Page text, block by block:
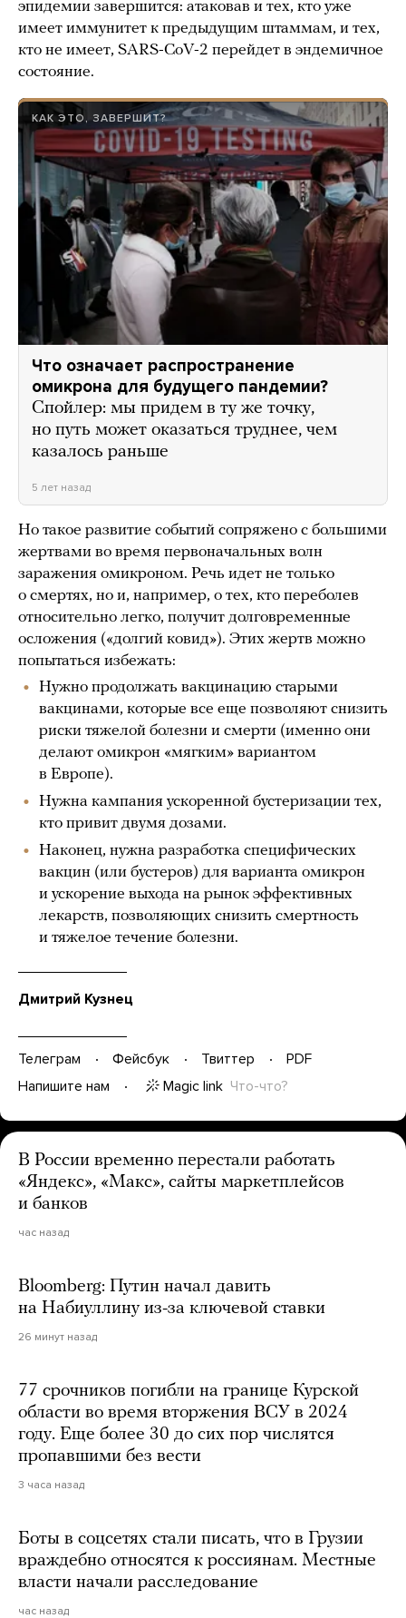
эпидемии завершится: атаковав и тех, кто уже
имеет иммунитет к предыдущим штаммам, и тех,
кто не имеет, SARS-CoV-2 перейдет в эндемичное
состояние.
КАК ЭТО, ЗАВЕРШИТ?
Что означает распространение
омикрона для будущего пандемии?
Спойлер: мы придем в ту же точку,
но путь может оказаться труднее, чем
казалось раньше
5 лет назад
Но такое развитие событий сопряжено с большими
жертвами во время первоначальных волн
заражения омикроном. Речь идет не только
о смертях, но и, например, о тех, кто переболев
относительно легко, получит долговременные
осложения («долгий ковид»). Этих жертв можно
попытаться избежать:
Нужно продолжать вакцинацию старыми
вакцинами, которые все еще позволяют снизить
риски тяжелой болезни и смерти (именно они
делают омикрон «мягким» вариантом
в Европе).
Нужна кампания ускоренной бустеризации тех,
кто привит двумя дозами.
Наконец, нужна разработка специфических
вакцин (или бустеров) для варианта омикрон
и ускорение выхода на рынок эффективных
лекарств, позволяющих снизить смертность
и тяжелое течение болезни.
Дмитрий Кузнец
Телеграм Фейсбук Твиттер
PDF
Напишите нам
Magic link Что-что?
В России временно перестали работать
«Яндекс», «Макс», сайты маркетплейсов
и банков
час назад
Bloomberg: Путин начал давить
на Набиуллину из-за ключевой ставки
26 минут назад
77 срочников погибли на границе Курской
области во время вторжения ВСУ в 2024
году. Еще более 30 до сих пор числятся
пропавшими без вести
3 часа назад
Боты в соцсетях стали писать, что в Грузии
враждебно относятся к россиянам. Местные
власти начали расследование
час назад